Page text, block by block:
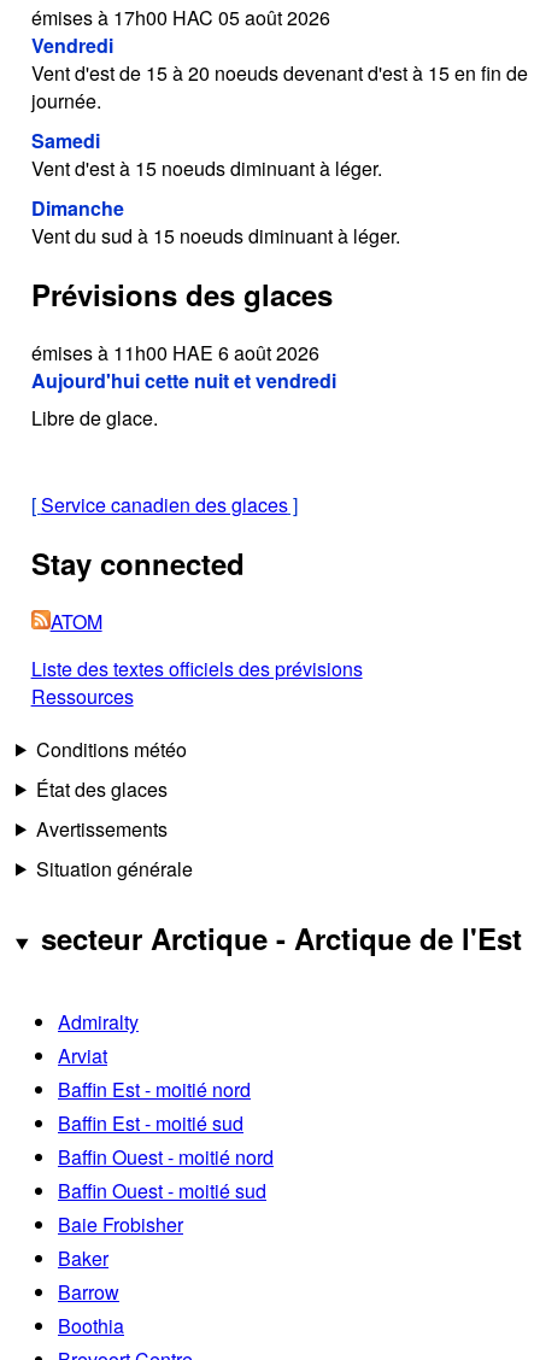
émises à 17h00 HAC 05 août 2026
Vendredi
Vent d'est de 15 à 20 noeuds devenant d'est à 15 en fin de
journée.
Samedi
Vent d'est à 15 noeuds diminuant à léger.
Dimanche
Vent du sud à 15 noeuds diminuant à léger.
Prévisions des glaces
émises à 11h00 HAE 6 août 2026
Aujourd'hui cette nuit et vendredi
Libre de glace.
[Service canadien des glaces]
Stay connected
ATOM
Liste des textes officiels des prévisions
Ressources
Conditions météo
État des glaces
Avertissements
Situation générale
secteur Arctique - Arctique de l'Est
Admiralty
Arviat
Baffin Est - moitié nord
Baffin Est - moitié sud
Baffin Ouest - moitié nord
Baffin Ouest - moitié sud
Baie Frobisher
Baker
Barrow
Boothia